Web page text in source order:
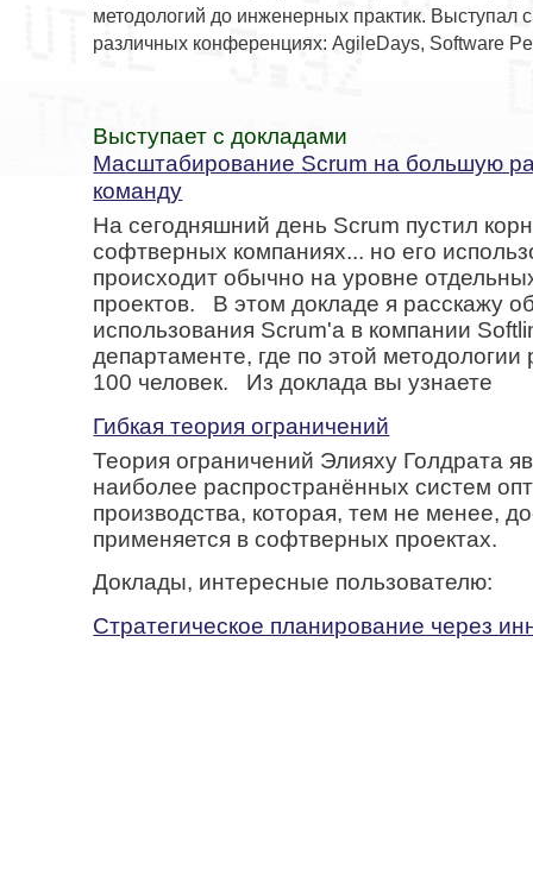
методологий до инженерных практик. Выступал
различных конференциях: AgileDays, Software
Выступает с докладами
Масштабирование Scrum на большую
команду
На сегодняшний день Scrum пустил
софтверных компаниях... но его
происходит обычно на уровне
проектов. В этом докладе я расскажу
использования Scrum'а в компании
департаменте, где по этой
100 человек. Из доклада вы узнаете
Гибкая теория ограничений
Теория ограничений Элияху Голдрата
наиболее распространённых систем
производства, которая, тем не менее,
применяется в софтверных проектах.
Доклады, интересные пользователю:
Стратегическое планирование через